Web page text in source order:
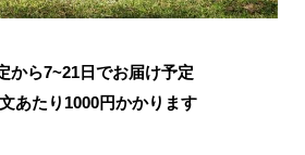
から7~21日でお届け予定
あたり 1000円かかります